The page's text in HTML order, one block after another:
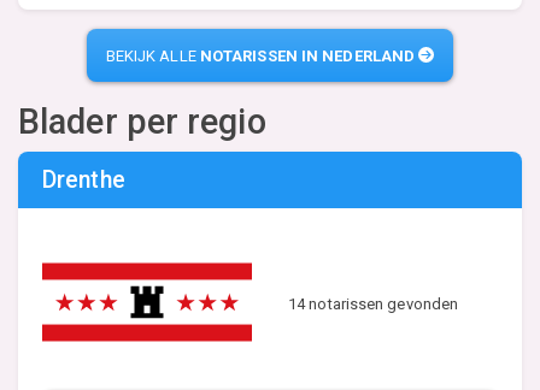
BEKIJK ALLE NOTARISSEN IN NEDERLAND
Blader per regio
Drenthe
14 notarissen gevonden